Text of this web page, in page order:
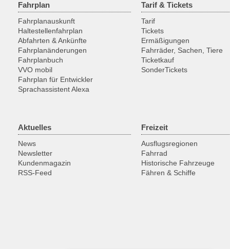
Fahrplan
Fahrplanauskunft
Haltestellenfahrplan
Abfahrten & Ankünfte
Fahrplanänderungen
Fahrplanbuch
VVO mobil
Fahrplan für Entwickler
Sprachassistent Alexa
Tarif & Tickets
Tarif
Tickets
Ermäßigungen
Fahrräder, Sachen, Tiere
Ticketkauf
SonderTickets
Aktuelles
News
Newsletter
Kundenmagazin
RSS-Feed
Freizeit
Ausflugsregionen
Fahrrad
Historische Fahrzeuge
Fähren & Schiffe